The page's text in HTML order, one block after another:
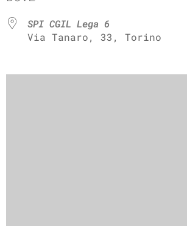
SPI CGIL Lega 6
Via Tanaro, 33, Torino